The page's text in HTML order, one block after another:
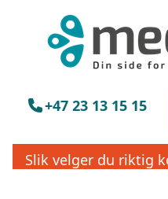
+47 23 13 15 15
Slik velger du riktig